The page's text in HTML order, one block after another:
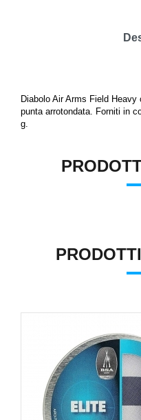
Diabolo Air Arms Field
punta arrotondata. Forniti in
g.